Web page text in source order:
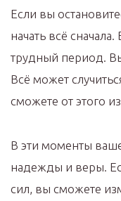
Если вы
начать всё
трудный период.
Всё может
сможете от этого
В эти моменты
надежды и веры.
сил, вы сможете